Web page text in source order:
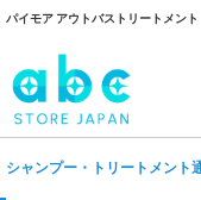
パイモア アウトバストリートメント
シャンプー・トリートメント